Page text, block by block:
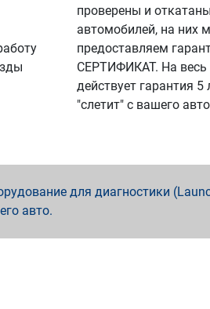
проверены и
автомобилей, на них
предоставляем
СЕРТИФИКАТ. На весь
действует гарантия 5
"слетит" с вашего
для диагностики
авто.